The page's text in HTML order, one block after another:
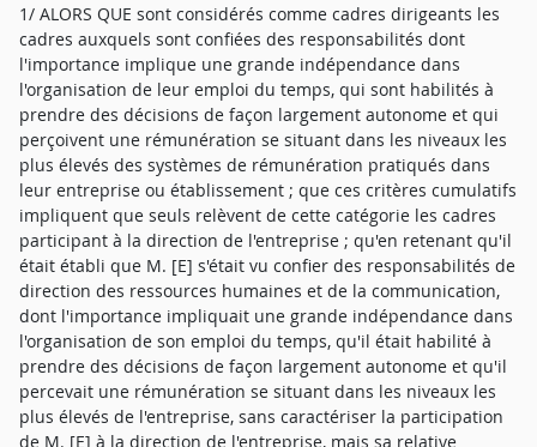
1/ ALORS QUE sont considérés comme cadres dirigeants les
cadres auxquels sont confiées des responsabilités dont
l'importance implique une grande indépendance dans
l'organisation de leur emploi du temps, qui sont habilités à
prendre des décisions de façon largement autonome et qui
perçoivent une rémunération se situant dans les niveaux les
plus élevés des systèmes de rémunération pratiqués dans
leur entreprise ou établissement ; que ces critères cumulatifs
impliquent que seuls relèvent de cette catégorie les cadres
participant à la direction de l'entreprise ; qu'en retenant qu'il
était établi que M. [E] s'était vu confier des responsabilités de
direction des ressources humaines et de la communication,
dont l'importance impliquait une grande indépendance dans
l'organisation de son emploi du temps, qu'il était habilité à
prendre des décisions de façon largement autonome et qu'il
percevait une rémunération se situant dans les niveaux les
plus élevés de l'entreprise, sans caractériser la participation
de M. [E] à la direction de l'entreprise, mais sa relative